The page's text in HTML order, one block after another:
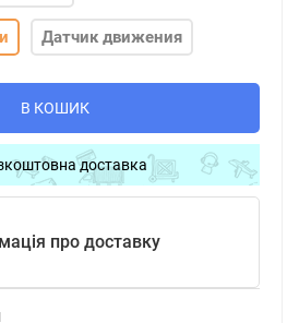
Датчик движения
В КОШИК
доставка
про доставку